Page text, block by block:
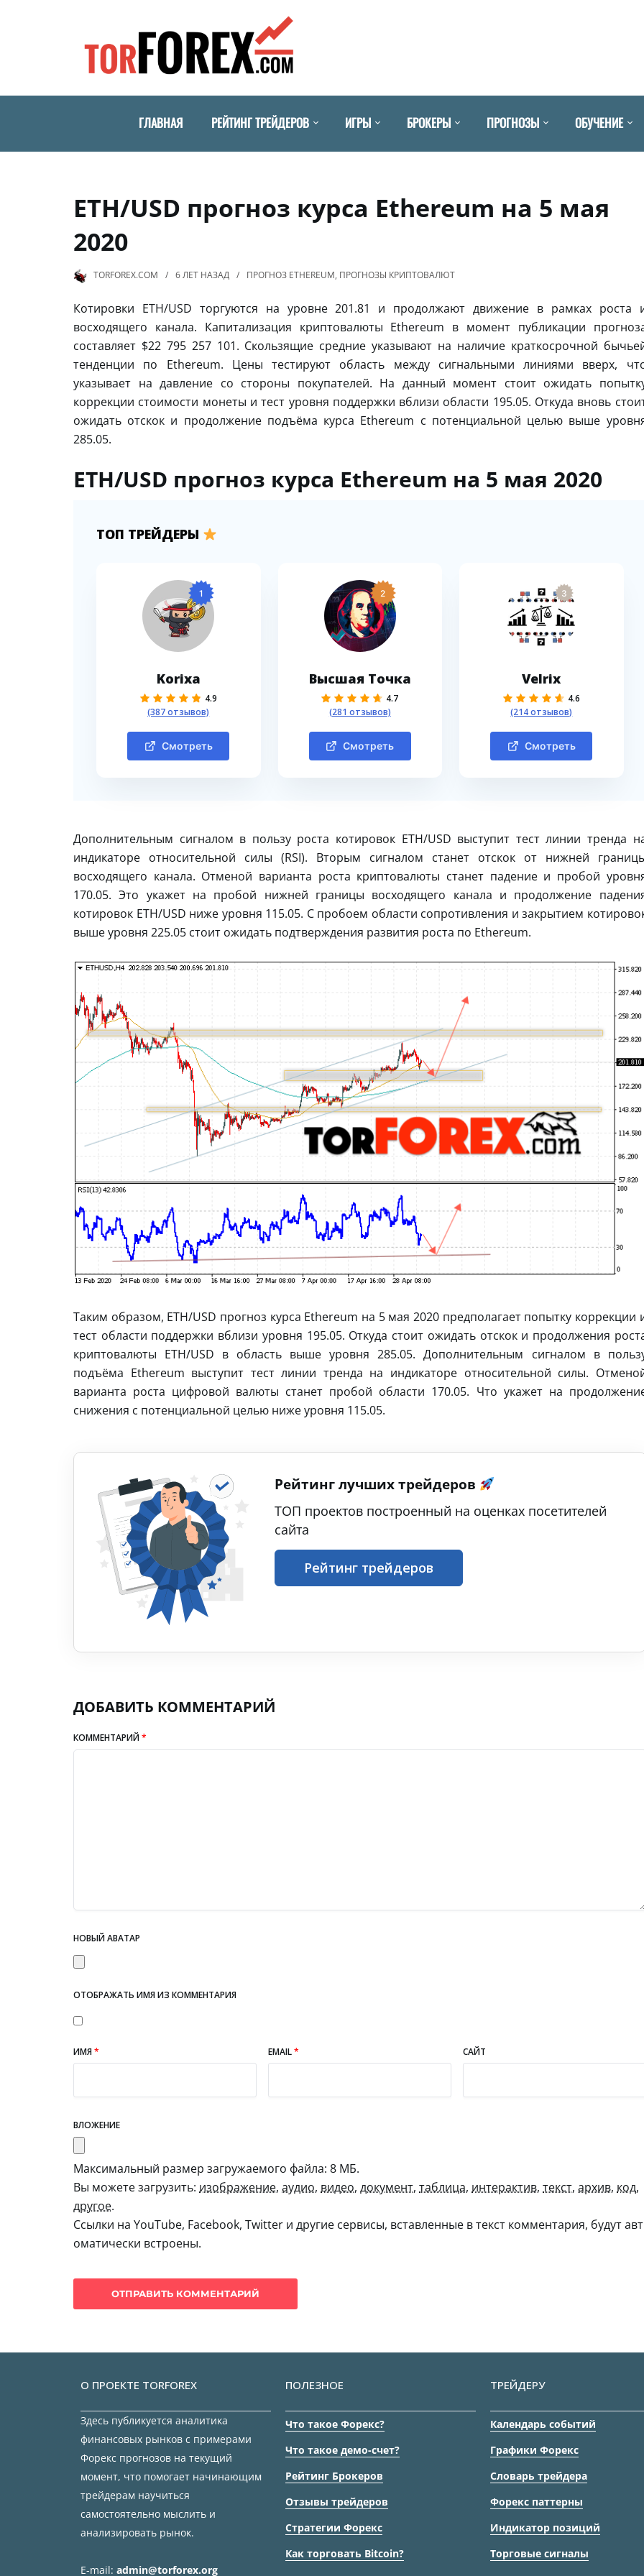
ГЛАВНАЯ РЕЙТИНГ ТРЕЙДЕРОВ ИГРЫ БРОКЕРЫ ПРОГНОЗЫ ОБУЧЕНИЕ
ETH/USD прогноз курса Ethereum на 5 мая
2020
TORFOREX.COM 6 ЛЕТ НАЗАД ПРОГНОЗ ETHEREUM, ПРОГНОЗЫ КРИПТОВАЛЮТ
Котировки ETH/USD торгуются на уровне 201.81 и продолжают движение в рамках роста
восходящего канала. Капитализация криптовалюты Ethereum в момент публикации
составляет $22 795 257 101. Скользящие средние указывают на наличие краткосрочной
тенденции по Ethereum. Цены тестируют область между сигнальными линиями вверх,
указывает на давление со стороны покупателей. На данный момент стоит ожидать
коррекции стоимости монеты и тест уровня поддержки вблизи области 195.05. Откуда вновь
ожидать отскок и продолжение подъёма курса Ethereum с потенциальной целью выше
285.05.
ETH/USD прогноз курса Ethereum на 5 мая 2020
ТОП ТРЕЙДЕРЫ
1
Korixa
4.9
(387 отзывов)
Смотреть
2
Высшая Точка
4.7
(281 отзывов)
Смотреть
3
Velrix
4.6
(214 отзывов)
Смотреть
Дополнительным сигналом в пользу роста котировок ETH/USD выступит тест линии тренда
индикаторе относительной силы (RSI). Вторым сигналом станет отскок от нижней
восходящего канала. Отменой варианта роста криптовалюты станет падение и пробой
170.05. Это укажет на пробой нижней границы восходящего канала и продолжение
котировок ETH/USD ниже уровня 115.05. С пробоем области сопротивления и закрытием
выше уровня 225.05 стоит ожидать подтверждения развития роста по Ethereum.
Таким образом, ETH/USD прогноз курса Ethereum на 5 мая 2020 предполагает попытку коррекции
тест области поддержки вблизи уровня 195.05. Откуда стоит ожидать отскок и продолжения
криптовалюты ETH/USD в область выше уровня 285.05. Дополнительным сигналом в
подъёма Ethereum выступит тест линии тренда на индикаторе относительной силы.
варианта роста цифровой валюты станет пробой области 170.05. Что укажет на
снижения с потенциальной целью ниже уровня 115.05.
Рейтинг лучших трейдеров
ТОП проектов построенный на оценках посетителей
сайта
Рейтинг трейдеров
ДОБАВИТЬ КОММЕНТАРИЙ
КОММЕНТАРИЙ*
НОВЫЙ АВАТАР
ОТОБРАЖАТЬ ИМЯ ИЗ КОММЕНТАРИЯ
ИМЯ* EMAIL* САЙТ
ВЛОЖЕНИЕ
Максимальный размер загружаемого файла: 8 МБ.
Вы можете загрузить: изображение, аудио, видео, документ, таблица, интерактив, текст, архив, код,
другое.
Ссылки на YouTube, Facebook, Twitter и другие сервисы, вставленные в текст комментария, будут авт
оматически встроены.
О ПРОЕКТЕ TORFOREX
Здесь публикуется аналитика
финансовых рынков с примерами
Форекс прогнозов на текущий
момент, что помогает начинающим
трейдерам научиться
самостоятельно мыслить и
анализировать рынок.
E-mail: admin@torforex.org
ПОЛЕЗНОЕ
Что такое Форекс?
Что такое демо-счет?
Рейтинг Брокеров
Отзывы трейдеров
Стратегии Форекс
Как торговать Bitcoin?
ТРЕЙДЕРУ
Календарь событий
Графики Форекс
Словарь трейдера
Форекс паттерны
Индикатор позиций
Торговые сигналы